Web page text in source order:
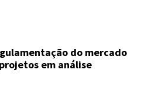
do mercado
em análise